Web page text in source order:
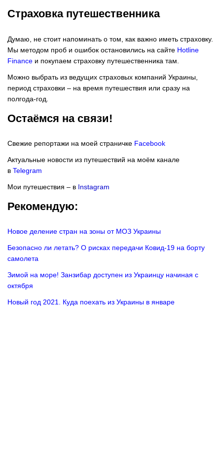
Страховка путешественника
Думаю, не стоит напоминать о том, как важно иметь страховку.
Мы методом проб и ошибок остановились на сайте Hotline
Finance и покупаем страховку путешественника там.
Можно выбрать из ведущих страховых компаний Украины,
период страховки – на время путешествия или сразу на
полгода-год.
Остаёмся на связи!
Свежие репортажи на моей страничке Facebook
Актуальные новости из путешествий на моём канале
в Telegram
Мои путешествия – в Instagram
Рекомендую:
Новое деление стран на зоны от МОЗ Украины
Безопасно ли летать? О рисках передачи Ковид-19 на борту
самолета
Зимой на море! Занзибар доступен из Украинцу начиная с
октября
Новый год 2021. Куда поехать из Украины в январе